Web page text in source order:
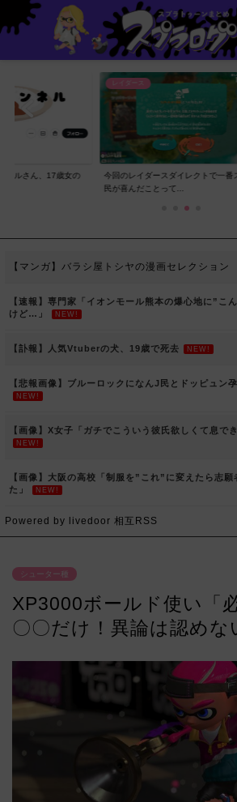
ネルさん、17歳女の
レイダース
今回のレイダースダイレクトで一番
民が喜んだことって...
【マンガ】バラシ屋トシヤの漫画セレクション
【速報】専門家「イオンモール熊本の爆心地に”こ
けど…」
NEW!
【訃報】人気Vtuberの犬、19歳で死去 NEW!
【悲報画像】ブルーロックになんJ民とドッピュン
NEW!
【画像】X女子「ガチでこういう彼氏欲しくて息で
NEW!
【画像】大阪の高校「制服を”これ”に変えたら志願
た」
NEW!
Powered by livedoor 相互RSS
シューター種
XP3000ボールド使い「
〇〇だけ！異論は認めな